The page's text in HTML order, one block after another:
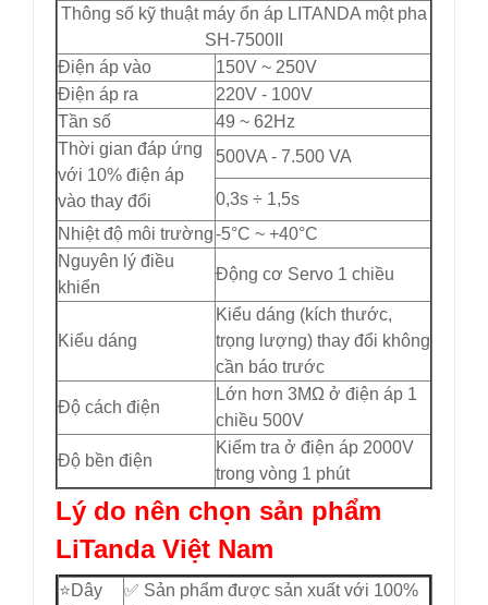
Thông số kỹ thuật máy ổn áp LITANDA một pha
SH-7500II
Điện áp vào
150V ~ 250V
Điện áp ra
220V - 100V
Tần số
49 ~ 62Hz
Thời gian đáp ứng
với 10% điện áp
vào thay đổi
500VA - 7.500 VA
0,3s ÷ 1,5s
Nhiệt độ môi trường-5°C ~ +40°C
Nguyên lý điều
khiển
Động cơ Servo 1 chiều
Kiểu dáng
Kiểu dáng (kích thước,
trọng lượng) thay đổi không
cần báo trước
Độ cách điện
Lớn hơn 3MΩ ở điện áp 1
chiều 500V
Độ bền điện
Kiểm tra ở điện áp 2000V
trong vòng 1 phút
Lý do nên chọn sản phẩm
LiTanda Việt Nam
⭐️Dây
✅ Sản phẩm được sản xuất với 100%